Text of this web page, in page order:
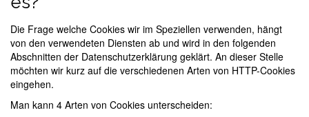
Die Frage welche Cookies wir im Speziellen verwenden, hängt
von den verwendeten Diensten ab und wird in den folgenden
Abschnitten der Datenschutzerklärung geklärt. An dieser Stelle
möchten wir kurz auf die verschiedenen Arten von HTTP-Cookies
eingehen.
Man kann 4 Arten von Cookies unterscheiden: